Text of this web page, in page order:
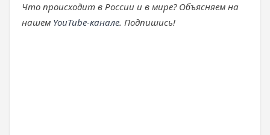
Что происходит в России и в мире? Объясняем на
нашем YouTube-канале. Подпишись!